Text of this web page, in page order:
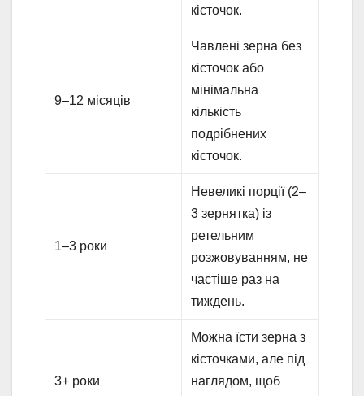
кісточок.
9–12 місяців
Чавлені зерна без
кісточок або
мінімальна
кількість
подрібнених
кісточок.
1–3 роки
Невеликі порції (2–
3 зернятка) із
ретельним
розжовуванням, не
частіше раз на
тиждень.
3+ роки
Можна їсти зерна з
кісточками, але під
наглядом, щоб